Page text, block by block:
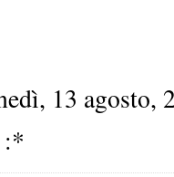
13 agosto,
:*